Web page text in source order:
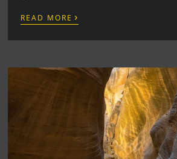
READ MORE ›